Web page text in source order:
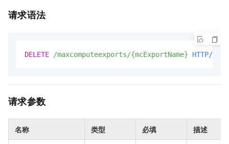
请求语法
DELETE /maxcomputeexports/{mcExportName} HTTP/1.1
请求参数
名称 类型 必填 描述